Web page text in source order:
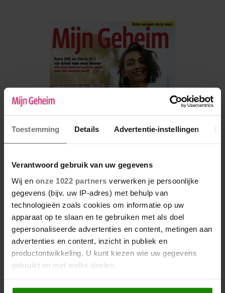
Toestemming Details Advertentie-instellingen
Verantwoord gebruik van uw gegevens
Wij en onze 1022 partners verwerken je persoonlijke
gegevens (bijv. uw IP-adres) met behulp van
technologieën zoals cookies om informatie op uw
apparaat op te slaan en te gebruiken met als doel
gepersonaliseerde advertenties en content, metingen aan
advertenties en content, inzicht in publiek en
productontwikkeling. U kunt kiezen wie uw gegevens
gebruikt en met welke doelen.
Als u het toestaat, willen we ook graag:
De nieuwe Mijn Geheim ligt nu in de winkel
Abonneren
Digitaal lezen
Los kopen